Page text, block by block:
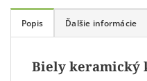
Popis Ďalšie informácie
Biely keramický